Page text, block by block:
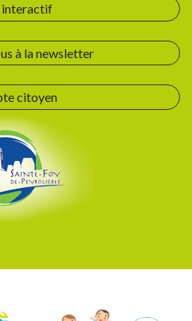
interactif
à la newsletter
citoyen